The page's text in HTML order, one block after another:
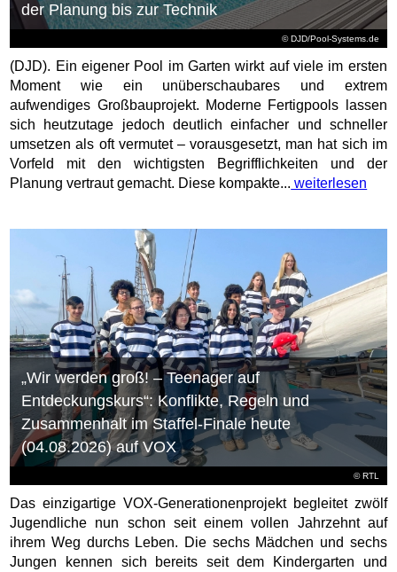
© DJD/Pool-Systems.de
der Planung bis zur Technik
(DJD). Ein eigener Pool im Garten wirkt auf viele im ersten
Moment wie ein unüberschaubares und extrem
aufwendiges Großbauprojekt. Moderne Fertigpools lassen
sich heutzutage jedoch deutlich einfacher und schneller
umsetzen als oft vermutet – vorausgesetzt, man hat sich im
Vorfeld mit den wichtigsten Begrifflichkeiten und der
Planung vertraut gemacht. Diese kompakte... weiterlesen
©RTL
„Wir werden groß! – Teenager auf
Entdeckungskurs“: Konflikte, Regeln und
Zusammenhalt im Staffel-Finale heute
(04.08.2026) auf VOX
Das einzigartige VOX-Generationenprojekt begleitet zwölf
Jugendliche nun schon seit einem vollen Jahrzehnt auf
ihrem Weg durchs Leben. Die sechs Mädchen und sechs
Jungen kennen sich bereits seit dem Kindergarten und